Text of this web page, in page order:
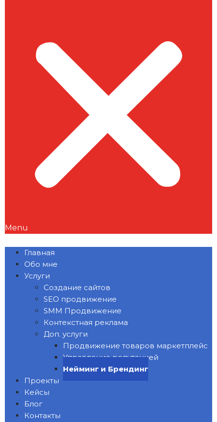
Menu
Главная
Обо мне
Услуги
Создание сайтов
SEO продвижение
SMM Продвижение
Контекстная реклама
Доп. услуги
Продвижение товаров маркетплейс
Управление репутацией
Нейминг и Брендинг
Проекты
Кейсы
Блог
Контакты